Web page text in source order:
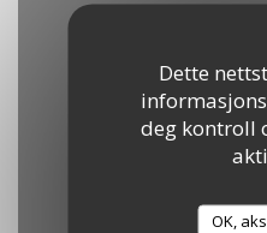
Dette
deg kontroll
OK,
Waze Map er